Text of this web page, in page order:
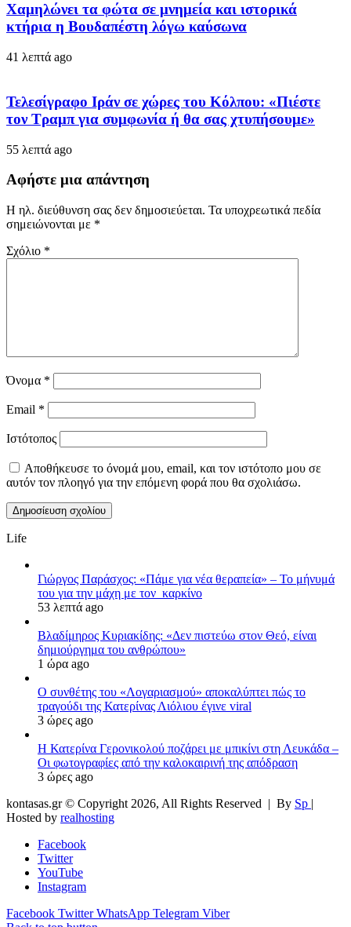
Χαμηλώνει τα φώτα σε μνημεία και ιστορικά
κτήρια η Βουδαπέστη λόγω καύσωνα
41 λεπτά ago
Τελεσίγραφο Ιράν σε χώρες του Κόλπου: «Πιέστε
τον Τραμπ για συμφωνία ή θα σας χτυπήσουμε»
55 λεπτά ago
Αφήστε μια απάντηση
Η ηλ. διεύθυνση σας δεν δημοσιεύεται. Τα υποχρεωτικά πεδία
σημειώνονται με *
Σχόλιο *
Όνομα *
Email *
Ιστότοπος
Αποθήκευσε το όνομά μου, email, και τον ιστότοπο μου σε
αυτόν τον πλοηγό για την επόμενη φορά που θα σχολιάσω.
Life
Γιώργος Παράσχος: «Πάμε για νέα θεραπεία» – Το μήνυμά
του για την μάχη με τον καρκίνο
53 λεπτά ago
Βλαδίμηρος Κυριακίδης: «Δεν πιστεύω στον Θεό, είναι
δημιούργημα του ανθρώπου»
1 ώρα ago
Ο συνθέτης του «Λογαριασμού» αποκαλύπτει πώς το
τραγούδι της Κατερίνας Λιόλιου έγινε viral
3 ώρες ago
Η Κατερίνα Γερονικολού ποζάρει με μπικίνι στη Λευκάδα –
Οι φωτογραφίες από την καλοκαιρινή της απόδραση
3 ώρες ago
kontasas.gr © Copyright 2026, All Rights Reserved | By Sp |
Hosted by realhosting
Facebook
Twitter
YouTube
Instagram
Facebook Twitter WhatsApp Telegram Viber